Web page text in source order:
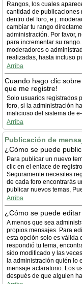
Rangos, los cuales
cantidad de publicaciones
dentro del foro, e.j.
cambiar tu rango
administración. Por favor,
para incrementar su
moderadores o
realizadas, hasta incluso
Arriba
Cuando hago clic
que me registre!
Solo usuarios registrados
foro, si la administración
malicioso del sistema de
Arriba
Publicación de
¿Cómo se puede
Para publicar un nuevo
clic en el enlace de
Seguramente necesites
de cada foro encontrarás
publicar nuevos temas,
Arriba
¿Cómo se puede
A menos que sea
propios mensajes. Para
esta opción solo es válida
respondió tu tema,
sido modificado y las
la administración quién lo
mensaje aclaratorio. Los
después de que alguien